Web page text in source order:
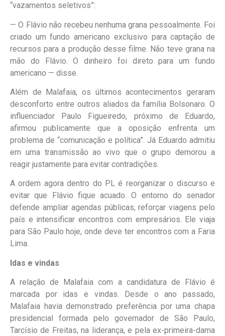
“vazamentos seletivos”:
— O Flávio não recebeu nenhuma grana pessoalmente. Foi
criado um fundo americano exclusivo para captação de
recursos para a produção desse filme. Não teve grana na
mão do Flávio. O dinheiro foi direto para um fundo
americano — disse.
Além de Malafaia, os últimos acontecimentos geraram
desconforto entre outros aliados da família Bolsonaro. O
influenciador Paulo Figueiredo, próximo de Eduardo,
afirmou publicamente que a oposição enfrenta um
problema de “comunicação e política”. Já Eduardo admitiu
em uma transmissão ao vivo que o grupo demorou a
reagir justamente para evitar contradições.
A ordem agora dentro do PL é reorganizar o discurso e
evitar que Flávio fique acuado. O entorno do senador
defende ampliar agendas públicas, reforçar viagens pelo
país e intensificar encontros com empresários. Ele viaja
para São Paulo hoje, onde deve ter encontros com a Faria
Lima.
Idas e vindas
A relação de Malafaia com a candidatura de Flávio é
marcada por idas e vindas. Desde o ano passado,
Malafaia havia demonstrado preferência por uma chapa
presidencial formada pelo governador de São Paulo,
Tarcísio de Freitas, na liderança, e pela ex-primeira-dama